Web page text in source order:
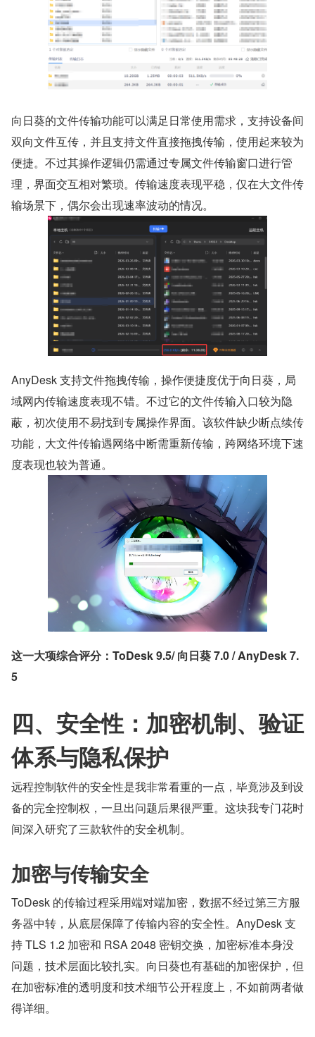
向日葵的文件传输功能可以满足日常使用需求，支持设备间
双向文件互传，并且支持文件直接拖拽传输，使用起来较为
便捷。不过其操作逻辑仍需通过专属文件传输窗口进行管
理，界面交互相对繁琐。传输速度表现平稳，仅在大文件传
输场景下，偶尔会出现速率波动的情况。
AnyDesk 支持文件拖拽传输，操作便捷度优于向日葵，局
域网内传输速度表现不错。不过它的文件传输入口较为隐
蔽，初次使用不易找到专属操作界面。该软件缺少断点续传
功能，大文件传输遇网络中断需重新传输，跨网络环境下速
度表现也较为普通。
这一大项综合评分：ToDesk 9.5/ 向日葵 7.0 / AnyDesk 7.
5
四、安全性：加密机制、验证
体系与隐私保护
远程控制软件的安全性是我非常看重的一点，毕竟涉及到设
备的完全控制权，一旦出问题后果很严重。这块我专门花时
间深入研究了三款软件的安全机制。
加密与传输安全
ToDesk 的传输过程采用端对端加密，数据不经过第三方服
务器中转，从底层保障了传输内容的安全性。AnyDesk 支
持 TLS 1.2 加密和 RSA 2048 密钥交换，加密标准本身没
问题，技术层面比较扎实。向日葵也有基础的加密保护，但
在加密标准的透明度和技术细节公开程度上，不如前两者做
得详细。